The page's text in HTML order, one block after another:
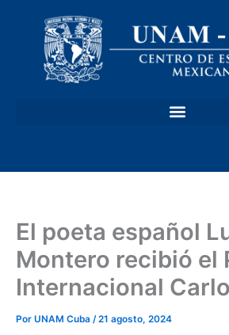
contenido
El poeta español
Montero recibió el
Internacional
Por UNAM Cuba /21 agosto, 2024